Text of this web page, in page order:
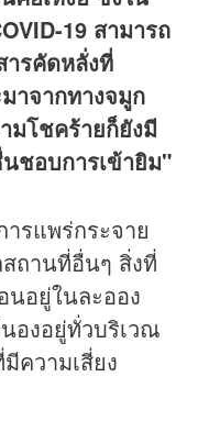
19 สามารถ
ารคัดหลั่งที่
าจากทางจมูก
มโชคร้ายก็ยังมี
ชอบการเข้ายิม"
รแพร่กระจาย
ถานที่อื่นๆ สิ่งที่
นอยู่ในละออง
องอยู่ทั่วบริเวณ
ความเสี่ยง